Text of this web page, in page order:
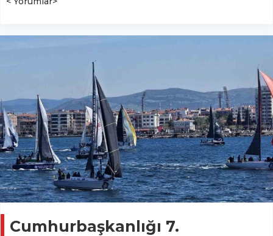
Cumhurbaşkanlığı 7.